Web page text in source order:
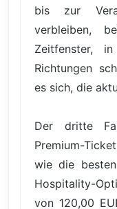
bis zur
verbleiben,
Zeitfenster,
Richtungen
es sich, die
Der dritte
Premium-
wie die
Hospitality-
von 120,00